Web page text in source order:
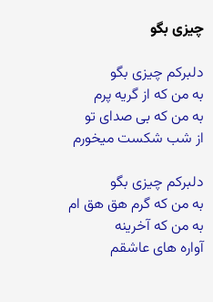
چیزی بگو
دلبرکم چیزی بگو
به من که از گریه پرم
به من که بی صدای تو
از شب شکست میخورم
دلبرکم چیزی بگو
به من که گرم هق هق ام
به من که آخرینه
آواره های عاشقم